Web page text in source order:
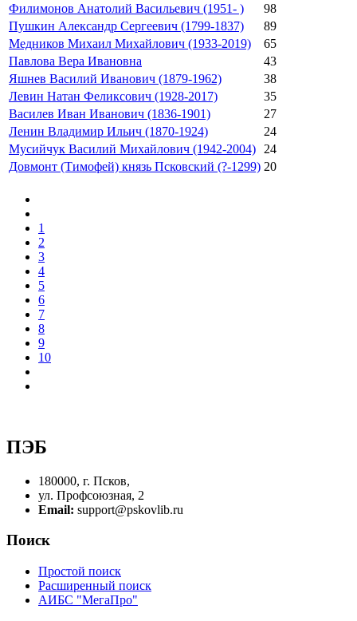
Филимонов Анатолий Васильевич (1951- )
98
Пушкин Александр Сергеевич (1799-1837)
89
Медников Михаил Михайлович (1933-2019)
65
Павлова Вера Ивановна
43
Яшнев Василий Иванович (1879-1962)
38
Левин Натан Феликсович (1928-2017)
35
Василев Иван Иванович (1836-1901)
27
Ленин Владимир Ильич (1870-1924)
24
Мусийчук Василий Михайлович (1942-2004)
24
Довмонт (Тимофей) князь Псковский (?-1299) 20
1
2
3
4
5
6
7
8
9
10
ПЭБ
180000, г. Псков,
ул. Профсоюзная, 2
Email: support@pskovlib.ru
Поиск
Простой поиск
Расширенный поиск
АИБС "МегаПро"